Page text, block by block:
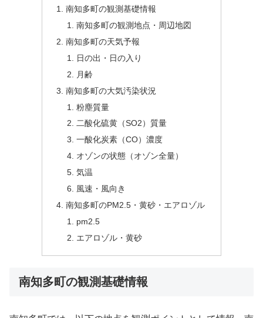
南知多町の観測基礎情報
南知多町の観測地点・周辺地図
南知多町の天気予報
日の出・日の入り
月齢
南知多町の大気汚染状況
粉塵質量
二酸化硫黄（SO2）質量
一酸化炭素（CO）濃度
オゾンの状態（オゾン全量）
気温
風速・風向き
南知多町のPM2.5・黄砂・エアロゾル
pm2.5
エアロゾル・黄砂
南知多町の観測基礎情報